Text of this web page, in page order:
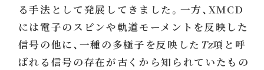
る手法として発展してきました。一方、XMCD
には電子のスピンや軌道モーメントを反映した
信号の他に、一種の多極子を反映した Tz項と呼
ばれる信号の存在が古くから知られていたもの